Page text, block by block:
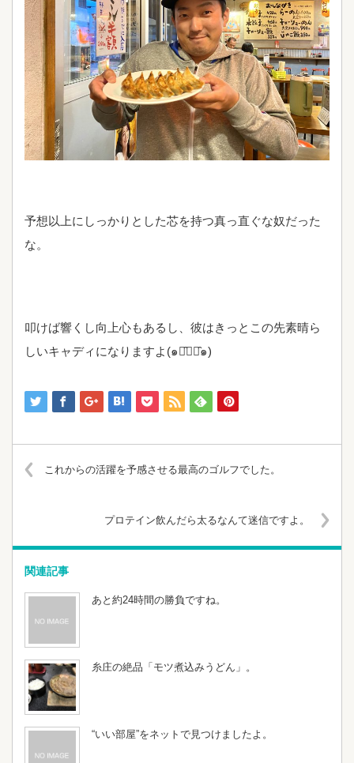
予想以上にしっかりとした芯を持つ真っ直ぐな奴だった
な。
叩けば響くし向上心もあるし、彼はきっとこの先素晴ら
しいキャディになりますよ(๑･̑◡･̑๑)
これからの活躍を予感させる最高のゴルフでした。
プロテイン飲んだら太るなんて迷信ですよ。
関連記事
あと約24時間の勝負ですね。
糸庄の絶品「モツ煮込みうどん」。
“いい部屋”をネットで見つけましたよ。